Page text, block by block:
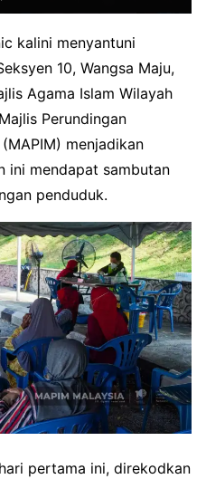
kalini menyantuni
10, Wangsa Maju,
Agama Islam Wilayah
Perundingan
menjadikan
ini mendapat sambutan
penduduk.
pertama ini, direkodkan